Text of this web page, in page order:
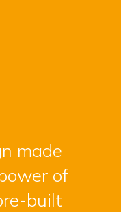
made
of
built